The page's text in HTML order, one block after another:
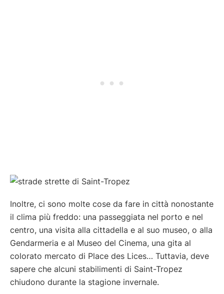
Inoltre, ci sono molte cose da fare in città nonostante
il clima più freddo: una passeggiata nel porto e nel
centro, una visita alla cittadella e al suo museo, o alla
Gendarmeria e al Museo del Cinema, una gita al
colorato mercato di Place des Lices… Tuttavia, deve
sapere che alcuni stabilimenti di Saint-Tropez
chiudono durante la stagione invernale.